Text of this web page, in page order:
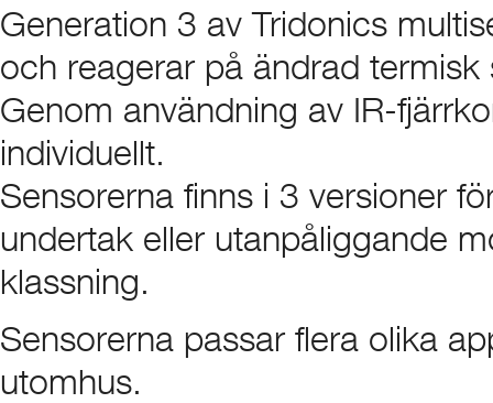
Generation 3 av Tridonics
och reagerar på ändrad
Genom användning av IR-
individuellt.
Sensorerna finns i 3 versioner
undertak eller utanpåliggande
klassning.
Sensorerna passar flera olika
utomhus.